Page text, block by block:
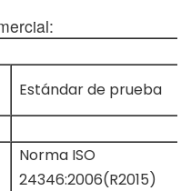
Estándar de prueba
Norma ISO
24346:2006(R2015)